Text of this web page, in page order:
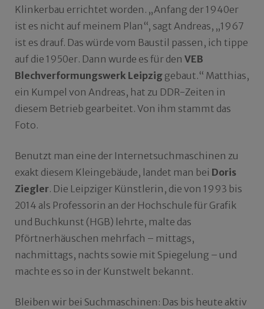
Klinkerbau errichtet worden. „Anfang der 1940er
ist es nicht auf meinem Plan“, sagt Andreas, „1967
ist es drauf. Das würde vom Baustil passen, ich tippe
auf die 1950er. Dann wurde es für den VEB
Blechverformungswerk Leipzig gebaut.“ Matthias,
ein Kumpel von Andreas, hat zu DDR-Zeiten in
diesem Betrieb gearbeitet. Von ihm stammt das
Foto.
Benutzt man eine der Internetsuchmaschinen zu
exakt diesem Kleingebäude, landet man bei Doris
Ziegler. Die Leipziger Künstlerin, die von 1993 bis
2014 als Professorin an der Hochschule für Grafik
und Buchkunst (HGB) lehrte, malte das
Pförtnerhäuschen mehrfach – mittags,
nachmittags, nachts sowie mit Spiegelung – und
machte es so in der Kunstwelt bekannt.
Bleiben wir bei Suchmaschinen: Das bis heute aktiv